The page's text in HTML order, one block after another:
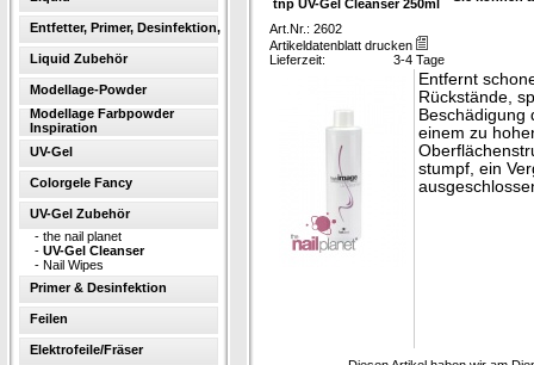
Entfetter, Primer, Desinfektion,
Liquid Zubehör
Modellage-Powder
Modellage Farbpowder
Inspiration
UV-Gel
Colorgele Fancy
UV-Gel Zubehör
- the nail planet
- UV-Gel Cleanser
- Nail Wipes
Primer & Desinfektion
Feilen
Elektrofeile/Fräser
tnp UV-Gel Cleanser 250ml
Art.Nr.: 2602
Artikeldatenblatt drucken
Lieferzeit:
3-4 Tage
Entfernt
Rückstände,
Beschädigung
einem zu
stumpf, ein